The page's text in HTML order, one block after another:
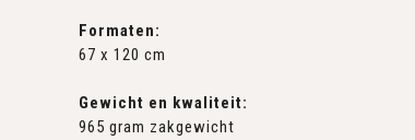
Formaten:
67 x 120 cm
Gewicht en kwaliteit:
965 gram zakgewicht